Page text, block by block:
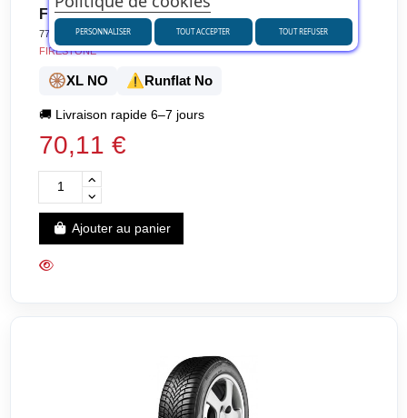
FIRESTONE 175/65 R14 82T MULTIHAWK 2
7722
FIRESTONE
🛞XL NO ⚠️Runflat No
🚚 Livraison rapide 6–7 jours
70,11 €
Ajouter au panier
PERSONNALISER TOUT REFUSER
TOUT ACCEPTER